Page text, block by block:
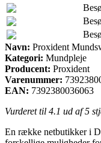
Navn: Proxident
Kategori: Mundpleje
Producent: Proxident
Varenummer:
EAN: 7392380036063
Vurderet til 4.1 ud af 5
En række netbutikker i